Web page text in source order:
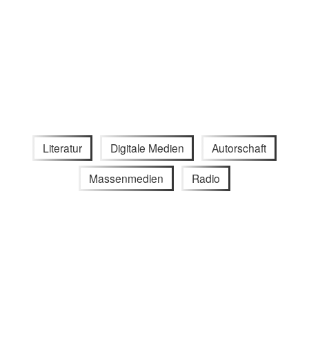
Literatur Digitale Medien Autorschaft
Massenmedien Radio